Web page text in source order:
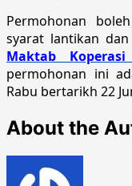
Permohonan
syarat lantikan
Maktab
permohonan ini
Rabu bertarikh 22
About the